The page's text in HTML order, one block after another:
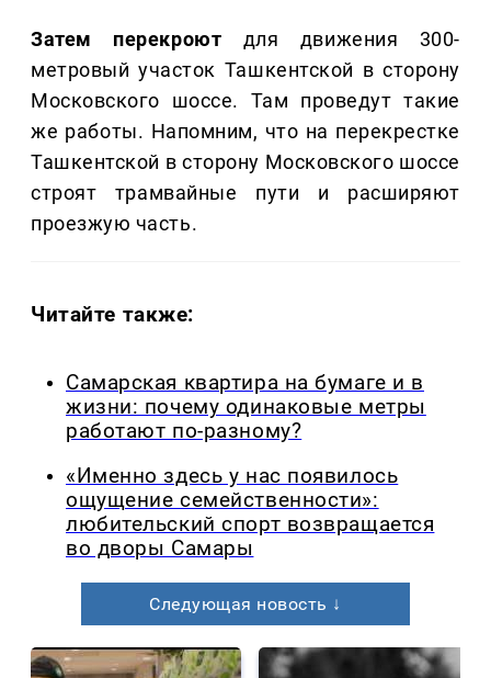
Затем перекроют для движения 300-
метровый участок Ташкентской в сторону
Московского шоссе. Там проведут такие
же работы. Напомним, что на перекрестке
Ташкентской в сторону Московского шоссе
строят трамвайные пути и расширяют
проезжую часть.
Читайте также:
Самарская квартира на бумаге и в
жизни: почему одинаковые метры
работают по-разному?
«Именно здесь у нас появилось
ощущение семейственности»:
любительский спорт возвращается
во дворы Самары
Следующая новость ↓